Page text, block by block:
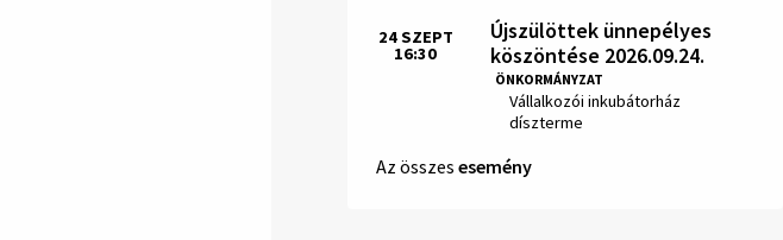
Újszülöttek ünnepélyes
köszöntése 2026.09.24.
ÖNKORMÁNYZAT
Hely:
Vállalkozói inkubátorház
díszterme
Idő:
24SZEPT
16:30
Az összes esemény